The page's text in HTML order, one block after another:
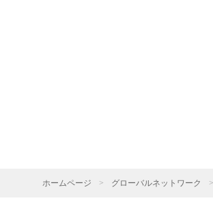
ホームページ > グローバルネットワーク >